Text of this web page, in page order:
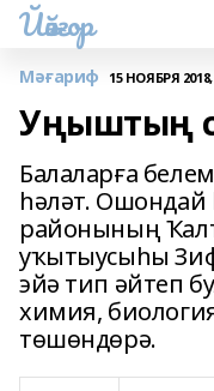
Йәйғор
Мәғариф 15 НОЯБРЯ 2018,
Уңыштың
Балаларға
һәләт. Ошондай
районының
уҡытыусыһы
эйә тип әйтеп
химия,
төшөндөрә.